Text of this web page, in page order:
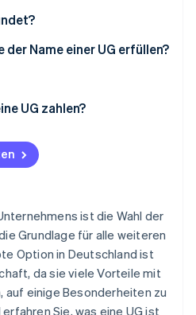
2026
Name einer UG erfüllen?
UG zahlen?
Solidaritätszuschlag
ist die Wahl der
Grundlage für alle weiteren
Option in Deutschland ist
da sie viele Vorteile mit
auf einige Besonderheiten zu
Sie, was eine UG ist